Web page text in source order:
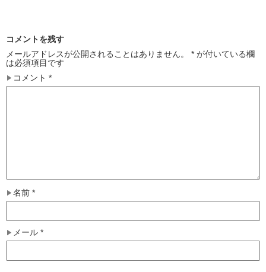
コメントを残す
メールアドレスが公開されることはありません。
* が付いている欄
は必須項目です
コメント *
名前 *
メール *